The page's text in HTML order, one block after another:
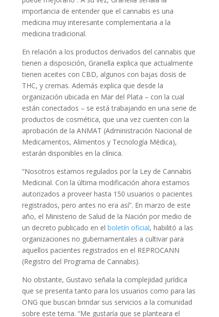
importancia de entender que el cannabis es una
medicina muy interesante complementaria a la
medicina tradicional.
En relación a los productos derivados del cannabis que
tienen a disposición, Granella explica que actualmente
tienen aceites con CBD, algunos con bajas dosis de
THC, y cremas. Además explica que desde la
organización ubicada en Mar del Plata – con la cual
están conectados – se está trabajando en una serie de
productos de cosmética, que una vez cuenten con la
aprobación de la ANMAT (Administración Nacional de
Medicamentos, Alimentos y Tecnología Médica),
estarán disponibles en la clínica.
“Nosotros estamos regulados por la Ley de Cannabis
Medicinal. Con la última modificación ahora estamos
autorizados a proveer hasta 150 usuarios o pacientes
registrados, pero antes no era así”. En marzo de este
año, el Ministerio de Salud de la Nación por medio de
un decreto publicado en el boletín oficial, habilitó a las
organizaciones no gubernamentales a cultivar para
aquellos pacientes registrados en el REPROCANN
(Registro del Programa de Cannabis).
No obstante, Gustavo señala la complejidad jurídica
que se presenta tanto para los usuarios como para las
ONG que buscan brindar sus servicios a la comunidad
sobre este tema. “Me gustaría que se planteara el